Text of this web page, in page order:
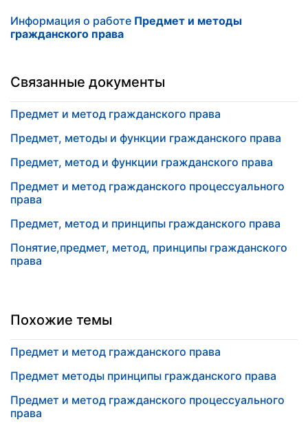
Информация о работе Предмет и методы
гражданского права
Связанные документы
Предмет и метод гражданского права
Предмет, методы и функции гражданского права
Предмет, метод и функции гражданского права
Предмет и метод гражданского процессуального
права
Предмет, метод и принципы гражданского права
Понятие,предмет, метод, принципы гражданского
права
Похожие темы
Предмет и метод гражданского права
Предмет методы принципы гражданского права
Предмет и метод гражданского процессуального
права